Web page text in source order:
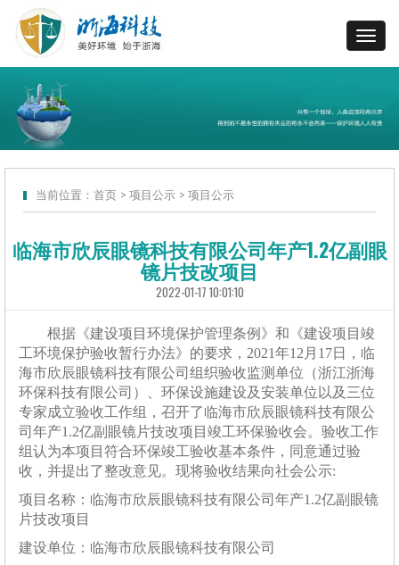
当前位置： 首页 > 项目公示 > 项目公示
临海市欣辰眼镜科技有限公司年产1.2亿副眼
镜片技改项目
2022-01-17 10:01:10
根据《建设项目环境保护管理条例》和《建设项目竣
工环境保护验收暂行办法》的要求， 2021年12 月 17日， 临
海市欣辰眼镜科技有限公司 组织验收监测单位（浙江浙海
环保科技有限公司）、环保设施建设及安装单位以及三位
专家成立验收工作组，召开了临海市欣辰眼镜科技有限公
司年产1.2亿副眼镜片技改项目 竣工环保验收会。验收工作
组认为本项目符合环保竣工验收基本条件，同意通过验
收，并提出了整改意见。现将验收结果向社会公示:
项目名称： 临海市欣辰眼镜科技有限公司年产1.2亿副眼镜
片技改项目
建设单位： 临海市欣辰眼镜科技有限公司